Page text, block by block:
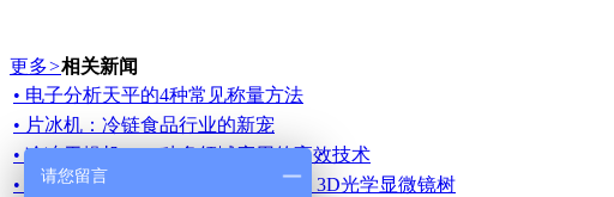
更多>相关新闻
• 电子分析天平的4种常见称量方法
• 片冰机：冷链食品行业的新宠
• 冷冻干燥机：一种多领域应用的高效技术
• 创新引领未来，奥林巴斯OLS5100 3D光学显微镜树
请您留言